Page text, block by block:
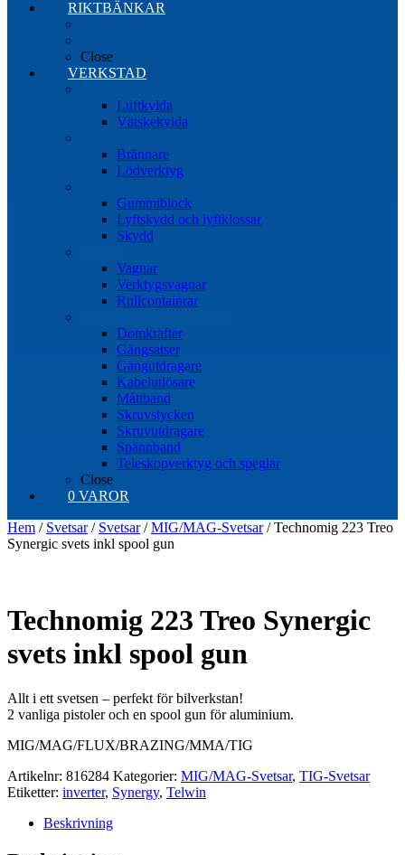
RIKTBÄNKAR
Close
VERKSTAD
Luftkylda
Vätskekylda
Brännare
Lödverktyg
Gummiblock
Lyftskydd och lyftklossar
Skydd
Vagnar
Verktygsvagnar
Rullcontainrar
Domkrafter
Gängsatser
Gängutdragare
Kabelutlösare
Måttband
Skruvstycken
Skruvutdragare
Spännband
Teleskopverktyg och speglar
Close
0 VAROR
Hem / Svetsar/ Svetsar/MIG/MAG-Svetsar/ Technomig 223 Treo
Synergic svets inkl spool gun
Technomig 223 Treo Synergic
svets inkl spool gun
Allt i ett svetsen – perfekt för bilverkstan!
2 vanliga pistoler och en spool gun för aluminium.
MIG/MAG/FLUX/BRAZING/MMA/TIG
Artikelnr: 816284 Kategorier: MIG/MAG-Svetsar, TIG-Svetsar
Etiketter: inverter, Synergy, Telwin
Beskrivning